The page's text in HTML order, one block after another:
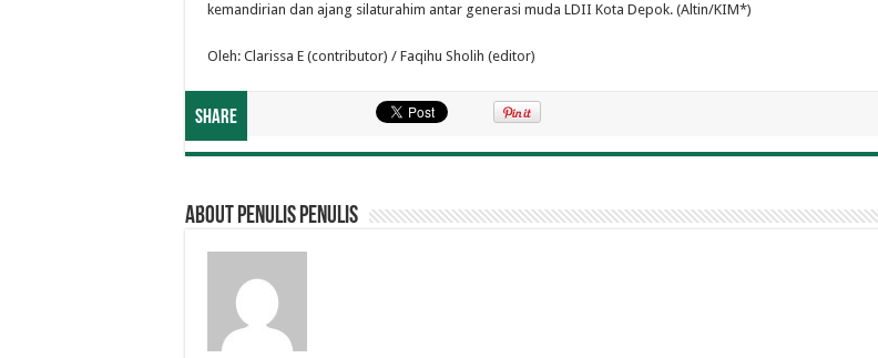
kemandirian dan ajang silaturahim antar generasi muda LDII Kota Depok. (Altin/KIM*)
Oleh: Clarissa E (contributor) / Faqihu Sholih (editor)
Share
About penulis penulis